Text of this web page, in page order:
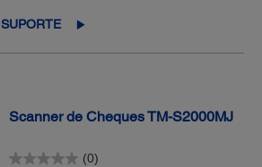
SUPORTE
Scanner de Cheques TM-S2000MJ
(0)